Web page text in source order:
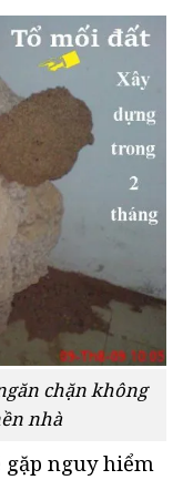
chặn không
nhà
nguy hiểm